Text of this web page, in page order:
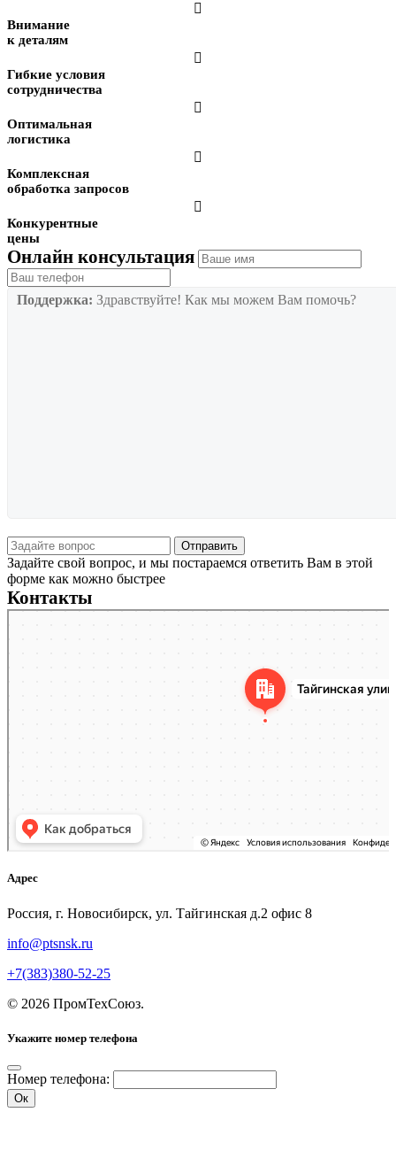

Внимание
к деталям

Гибкие условия
сотрудничества

Оптимальная
логистика

Комплексная
обработка запросов

Конкурентные
цены
Онлайн консультация
Поддержка: Здравствуйте! Как мы можем Вам помочь?
Задайте свой вопрос, и мы постараемся ответить Вам в этой
форме как можно быстрее
Контакты
Адрес
Россия, г. Новосибирск, ул. Тайгинская д.2 офис 8
info@ptsnsk.ru
+7(383)380-52-25
© 2026 ПромТехСоюз.
Укажите номер телефона
Номер телефона:
Ок